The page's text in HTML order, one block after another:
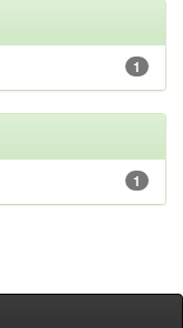
1
1